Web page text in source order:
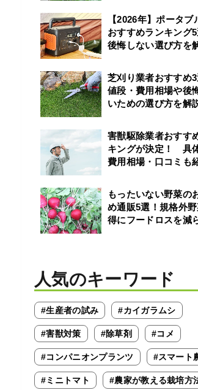
【2026年】ポータブ
おすすめランキング
後悔しない選び方を
芝刈り業者おすすめ
値段・費用相場や後
いための選び方を解
害獣駆除業者おすす
キングが決定！ 具
費用相場・口コミも
もったいない野菜の
め通販5選！規格外
得にフードロスを減
人気のキーワード
#生産者の試み #カイガラムシ
#害獣対策 #除草剤 #コメ
#コンパニオンプランツ #スマート
#ミニトマト #農家が教える栽培方